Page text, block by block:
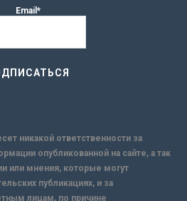
Email*
никакой ответственности за
опубликованной на сайте, а так
или мнения, которые могут
публикациях, и за
лицам, по причине